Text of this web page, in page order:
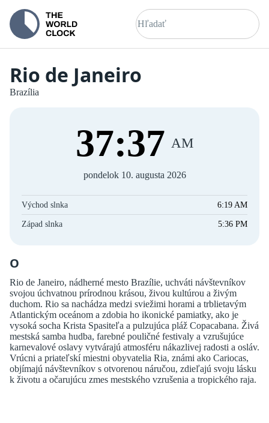
Rio de Janeiro
Brazília
37:37 AM
pondelok 10. augusta 2026
Východ slnka 6:19 AM
Západ slnka 5:36 PM
O
Rio de Janeiro, nádherné mesto Brazílie, uchváti návštevníkov
svojou úchvatnou prírodnou krásou, živou kultúrou a živým
duchom. Rio sa nachádza medzi sviežimi horami a trblietavým
Atlantickým oceánom a zdobia ho ikonické pamiatky, ako je
vysoká socha Krista Spasiteľa a pulzujúca pláž Copacabana. Živá
mestská samba hudba, farebné pouličné festivaly a vzrušujúce
karnevalové oslavy vytvárajú atmosféru nákazlivej radosti a osláv.
Vrúcni a priateľskí miestni obyvatelia Ria, známi ako Cariocas,
objímajú návštevníkov s otvorenou náručou, zdieľajú svoju lásku
k životu a očarujúcu zmes mestského vzrušenia a tropického raja.